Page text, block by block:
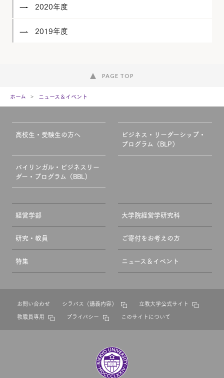
2020年度
2019年度
PAGE TOP
ホーム ニュース＆イベント
高校生・受験生の方へ
ビジネス・リーダーシップ・
プログラム（BLP）
バイリンガル・ビジネスリー
ダー・プログラム（BBL）
経営学部 大学院経営学研究科
研究・教員 ご寄付をお考えの方
特集 ニュース＆イベント
お問い合わせ シラバス（講義内容）
立教大学公式サイト
教職員専用
プライバシー このサイトについて